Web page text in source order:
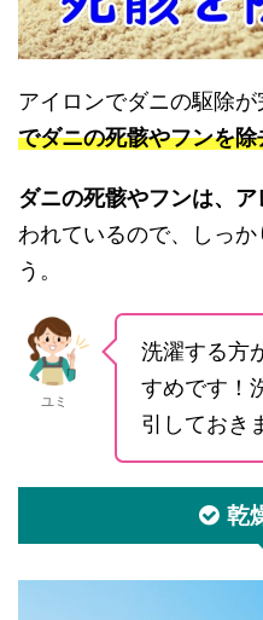
アイロンでダニの駆除が
でダニの死骸やフンを除
ダニの死骸やフンは、
われているので、しっ
う。
ユミ
洗濯する方
すめです！
引しておき
乾